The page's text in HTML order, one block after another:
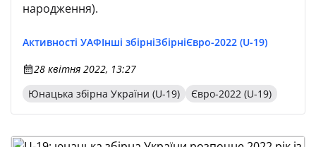
народження).
Активності УАФІнші збірніЗбірніЄвро-2022 (U-19)
28 квітня 2022, 13:27
Юнацька збірна України (U-19)
Євро-2022 (U-19)